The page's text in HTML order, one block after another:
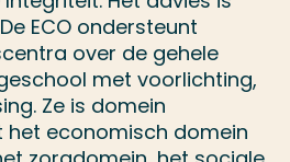
ECO ondersteunt
over de gehele
met voorlichting,
Ze is domein
het economisch domein